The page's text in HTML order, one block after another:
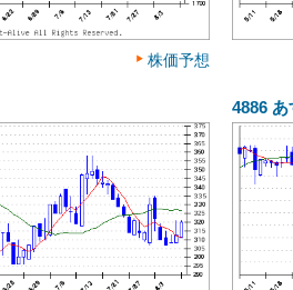
株価予想
4886 あ